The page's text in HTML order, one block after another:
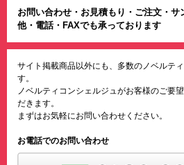
お問い合わせ・お見積もり・ご注文・
他・電話・FAXでも承っております
サイト掲載商品以外にも、多数のノベルテ
す。
ノベルティコンシェルジュがお客様のご要
だきます。
まずはお気軽にお問い合わせください。
お電話でのお問い合わせ